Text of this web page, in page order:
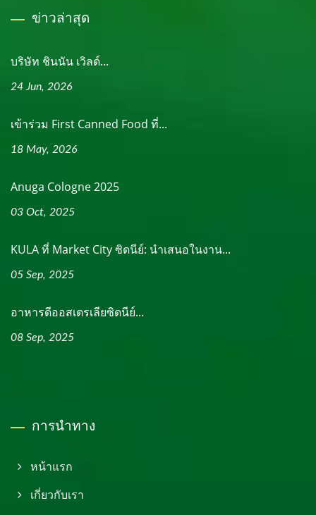
ข่าวล่าสุด
บริษัท ชินนัน เวิลด์...
24 Jun, 2026
เข้าร่วม First Canned Food ที่...
18 May, 2026
Anuga Cologne 2025
03 Oct, 2025
KULA ที่ Market City ซิดนีย์: นำเสนอในงาน...
05 Sep, 2025
อาหารดีออสเตรเลียซิดนีย์...
08 Sep, 2025
การนำทาง
หน้าแรก
เกี่ยวกับเรา